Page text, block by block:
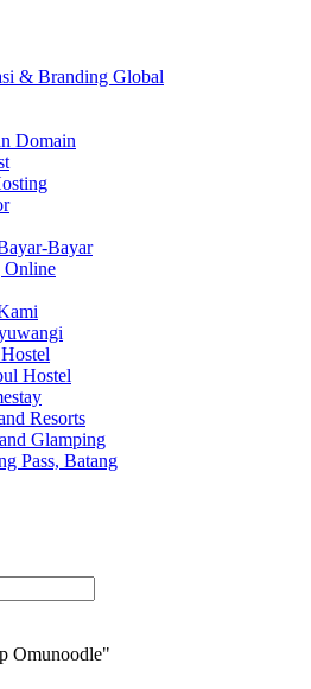
& Branding Global
Domain
Bayar
Online
Hostel
Resorts
Glamping
Pass, Batang
Omunoodle"